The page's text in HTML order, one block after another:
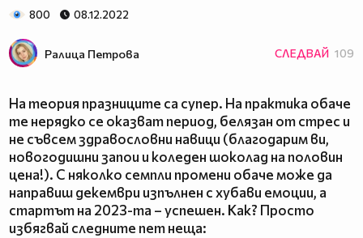
800 08.12.2022
Ралица Петровa СЛЕДВАЙ 109
На теория празниците са супер. На практика обаче
те нерядко се оказват период, белязан от стрес и
не съвсем здравословни навици (благодарим ви,
новогодишни запои и коледен шоколад на половин
цена!). С няколко семпли промени обаче може да
направиш декември изпълнен с хубави емоции, а
стартът на 2023-та – успешен. Как? Просто
избягвай следните пет неща: